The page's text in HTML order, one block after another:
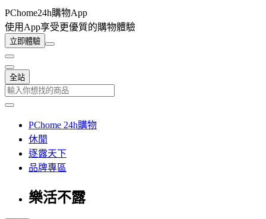
PChome24h購物App
使用App享受更優質的購物體驗
立即體驗
全站
PChome 24h購物
休閒
逐露天下
品牌專區
樂活不露